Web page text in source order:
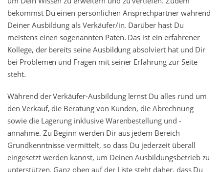
bekommst Du einen persönlichen Ansprechpartner während
Deiner Ausbildung als Verkäufer/in. Darüber hast Du
meistens einen sogenannten Paten. Das ist ein erfahrener
Kollege, der bereits seine Ausbildung absolviert hat und Dir
bei Problemen und Fragen mit seiner Erfahrung zur Seite
steht.
Während der Verkäufer-Ausbildung lernst Du alles rund um
den Verkauf, die Beratung von Kunden, die Abrechnung
sowie die Lagerung inklusive Warenbestellung und -
annahme. Zu Beginn werden Dir aus jedem Bereich
Grundkenntnisse vermittelt, so dass Du jederzeit überall
eingesetzt werden kannst, um Deinen Ausbildungsbetrieb zu
unterstützen. Ganz oben auf der Liste steht daher, dass Du